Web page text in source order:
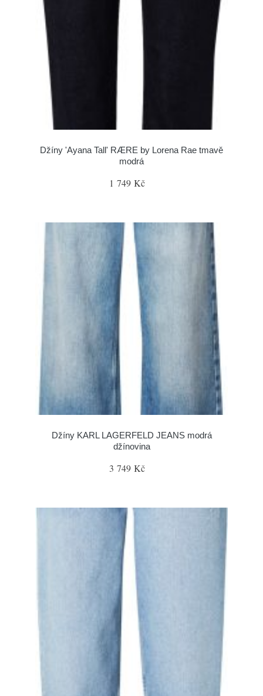
Džíny 'Ayana Tall' RÆRE by Lorena Rae tmavě
modrá
1 749 Kč
Džíny KARL LAGERFELD JEANS modrá
džínovina
3 749 Kč